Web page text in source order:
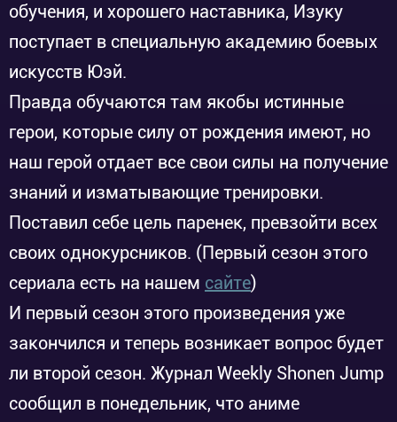
обучения, и хорошего наставника, Изуку
поступает в специальную академию боевых
искусств Юэй.
Правда обучаются там якобы истинные
герои, которые силу от рождения имеют, но
наш герой отдает все свои силы на получение
знаний и изматывающие тренировки.
Поставил себе цель паренек, превзойти всех
своих однокурсников. (Первый сезон этого
сериала есть на нашем сайте)
И первый сезон этого произведения уже
закончился и теперь возникает вопрос будет
ли второй сезон. Журнал Weekly Shonen Jump
сообщил в понедельник, что аниме